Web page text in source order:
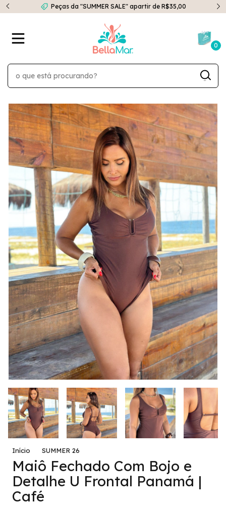
Peças da "SUMMER SALE" apartir de R$35,00
0
Início SUMMER 26
Maiô Fechado Com Bojo e
Detalhe U Frontal Panamá |
Café